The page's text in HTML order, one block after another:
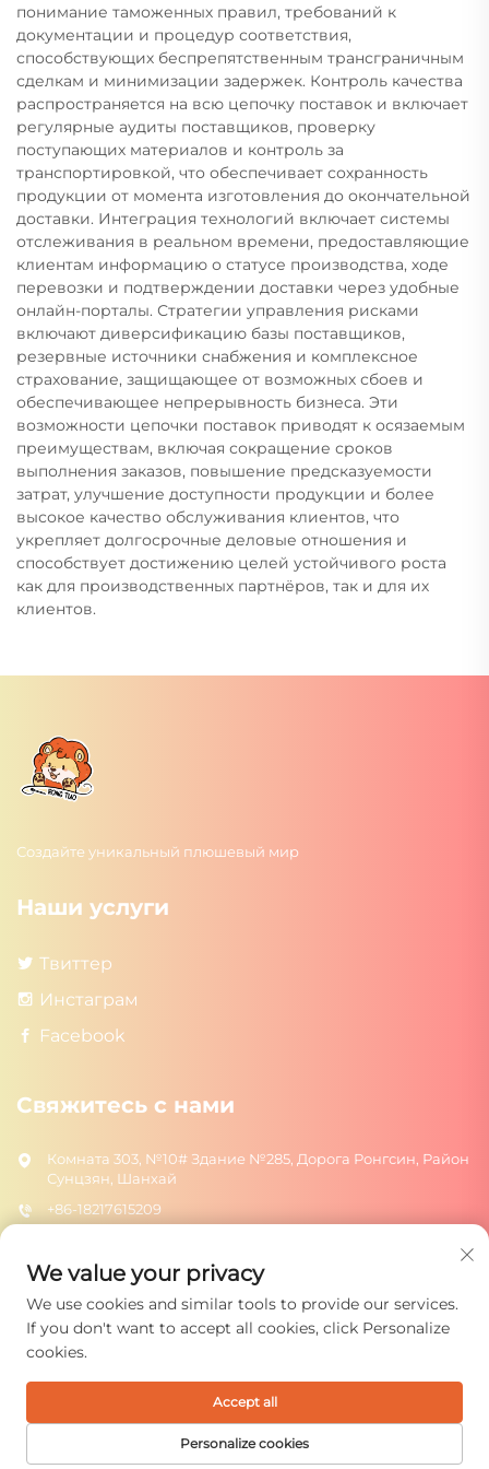
понимание таможенных правил, требований к
документации и процедур соответствия,
способствующих беспрепятственным трансграничным
сделкам и минимизации задержек. Контроль качества
распространяется на всю цепочку поставок и включает
регулярные аудиты поставщиков, проверку
поступающих материалов и контроль за
транспортировкой, что обеспечивает сохранность
продукции от момента изготовления до окончательной
доставки. Интеграция технологий включает системы
отслеживания в реальном времени, предоставляющие
клиентам информацию о статусе производства, ходе
перевозки и подтверждении доставки через удобные
онлайн-порталы. Стратегии управления рисками
включают диверсификацию базы поставщиков,
резервные источники снабжения и комплексное
страхование, защищающее от возможных сбоев и
обеспечивающее непрерывность бизнеса. Эти
возможности цепочки поставок приводят к осязаемым
преимуществам, включая сокращение сроков
выполнения заказов, повышение предсказуемости
затрат, улучшение доступности продукции и более
высокое качество обслуживания клиентов, что
укрепляет долгосрочные деловые отношения и
способствует достижению целей устойчивого роста
как для производственных партнёров, так и для их
клиентов.
Создайте уникальный плюшевый мир
Наши услуги
Твиттер
Инстаграм
Facebook
Свяжитесь с нами
Комната 303, №10# Здание №285, Дорога Ронгсин, Район
Сунцзян, Шанхай
+86-18217615209
ОТПРАВИТЬ
Авторское право © 2025 Shanghai Rongtuo Toys Co., Ltd. Все
права защищены. Политика конфиденциальности
We value your privacy
We use cookies and similar tools to provide our services.
If you don't want to accept all cookies, click Personalize
cookies.
Personalize cookies
Accept all